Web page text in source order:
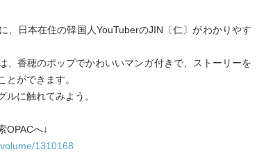
、日本在住の韓国人YouTuberのJIN〔仁〕がわかりやす
、香穂のポップでかわいいマンガ付きで、ストーリーを
ができます。
ルに触れてみよう。
OPACへ↓
1310168